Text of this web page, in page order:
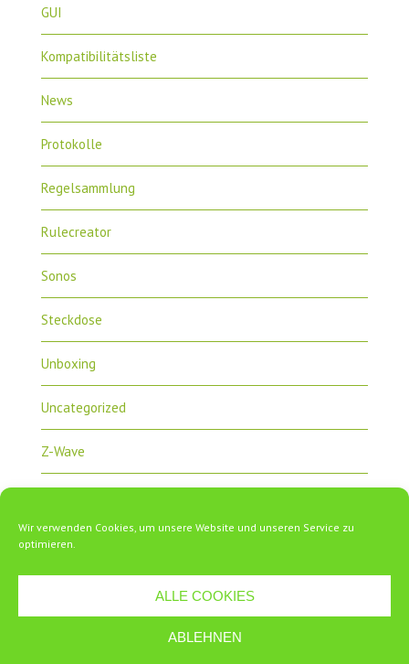
Wir verwenden Cookies, um unsere Website und unseren Service zu
optimieren.
ALLE COOKIES
ABLEHNEN
GUI
Kompatibilitätsliste
News
Protokolle
Regelsammlung
Rulecreator
Sonos
Steckdose
Unboxing
Uncategorized
Z-Wave
ZipaTile